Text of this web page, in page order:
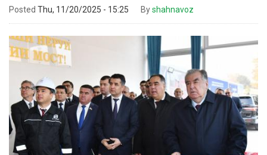
Posted Thu, 11/20/2025 - 15:25 Byshahnavoz